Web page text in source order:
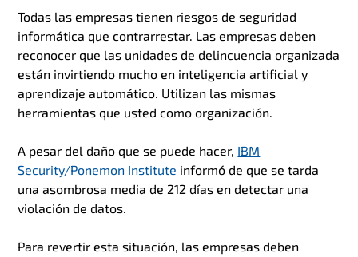
Todas las empresas tienen riesgos de seguridad
informática que contrarrestar. Las empresas deben
reconocer que las unidades de delincuencia organizada
están invirtiendo mucho en inteligencia artificial y
aprendizaje automático. Utilizan las mismas
herramientas que usted como organización.
A pesar del daño que se puede hacer, IBM
Security/Ponemon Institute informó de que se tarda
una asombrosa media de 212 días en detectar una
violación de datos.
Para revertir esta situación, las empresas deben